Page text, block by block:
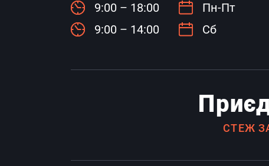
9:00 – 18:00
Пн-Пт
9:00 – 14:00
Сб
СТЕЖ